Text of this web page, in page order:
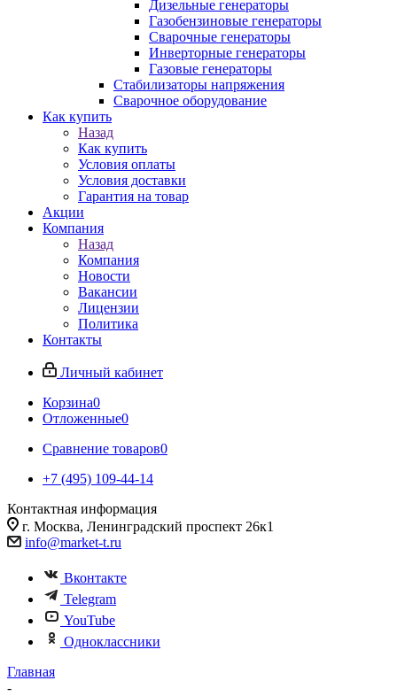
Дизельные генераторы
Газобензиновые генераторы
Сварочные генераторы
Инверторные генераторы
Газовые генераторы
Стабилизаторы напряжения
Cварочное оборудование
Как купить
Назад
Как купить
Условия оплаты
Условия доставки
Гарантия на товар
Акции
Компания
Назад
Компания
Новости
Вакансии
Лицензии
Политика
Контакты
Личный кабинет
Корзина0
Отложенные0
Сравнение товаров0
+7 (495) 109-44-14
Контактная информация
г. Москва, Ленинградский проспект 26к1
info@market-t.ru
Вконтакте
Telegram
YouTube
Одноклассники
Главная
-